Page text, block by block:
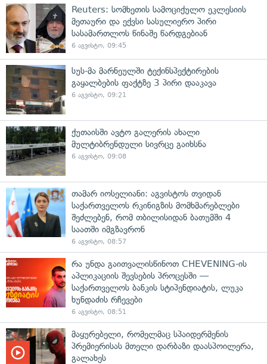
Reuters: სომხეთის სამოციქულო ეკლესიის
მეთაური და ექვსი სასულიერო პირი
სასამართლოს წინაშე წარდგებიან
6 აგვისტო, 09:45
სუს-მა მარნეულში ტექინსპექტირების
გაყალბების ფაქტზე 3 პირი დააკავა
6 აგვისტო, 09:21
ქუთაისში ავტო გალერის ახალი
მულტიბრენდული სივრცე გაიხსნა
6 აგვისტო, 09:08
თამარ იოსელიანი: აგვისტოს თვიდან
საქართველოს რკინიგზის მომხმარებლები
შეძლებენ, რომ თბილისიდან ბათუმში 4
საათში იმგზავრონ
6 აგვისტო, 08:57
რა უნდა გაითვალისწინოთ CHEVENING-ის
აპლიკაციის შევსების პროცესში —
საქართველოს ბანკის სტიპენდიატის, ლუკა
ხუნდაძის რჩევები
6 აგვისტო, 08:51
მაყურებელი, რომელმაც სპაიდერმენის
პრემიერისას მთელი დარბაზი დაასპოილერა,
გალახეს